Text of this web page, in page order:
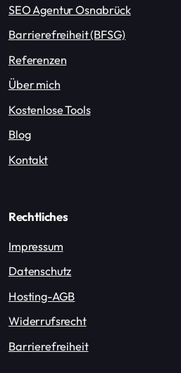
SEO Agentur Osnabrück
Barrierefreiheit (BFSG)
Referenzen
Über mich
Kostenlose Tools
Blog
Kontakt
Rechtliches
Impressum
Datenschutz
Hosting-AGB
Widerrufsrecht
Barrierefreiheit